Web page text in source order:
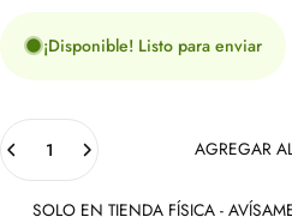
¡Disponible! Listo para enviar
Cantidad
AGREGAR
SOLO EN TIENDA FÍSICA -